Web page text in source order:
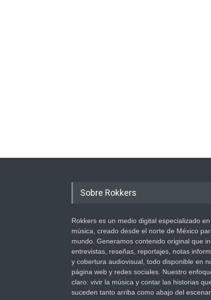
Sobre Rokkers
Rokkers es un medio digital especializado en
música, creado desde el norte de México
mundo. Generamos contenido original que
entrevistas, reseñas, reportajes, notas
y cobertura audiovisual, todo disponible en
página web y redes sociales. Nuestro
claro: vivir la música y contar las historias
suceden tanto arriba como abajo del